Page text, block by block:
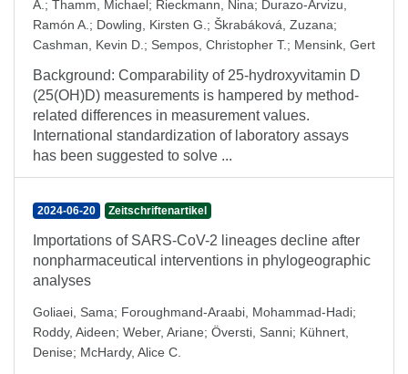
A. ; Thamm, Michael; Rieckmann, Nina; Durazo-Arvizu,
Ramón A. ; Dowling, Kirsten G. ; Škrabáková, Zuzana;
Cashman, Kevin D. ; Sempos, Christopher T.; Mensink, Gert
Background: Comparability of 25-hydroxyvitamin D
(25(OH)D) measurements is hampered by method-
related differences in measurement values.
International standardization of laboratory assays
has been suggested to solve ...
2024-06-20 Zeitschriftenartikel
Importations of SARS-CoV-2 lineages decline after
nonpharmaceutical interventions in phylogeographic
analyses
Goliaei, Sama; Foroughmand-Araabi, Mohammad-Hadi;
Roddy, Aideen; Weber, Ariane; Översti, Sanni; Kühnert,
Denise; McHardy, Alice C.